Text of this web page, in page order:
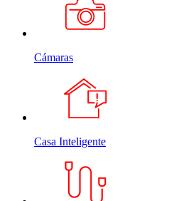
Cámaras
Casa Inteligente